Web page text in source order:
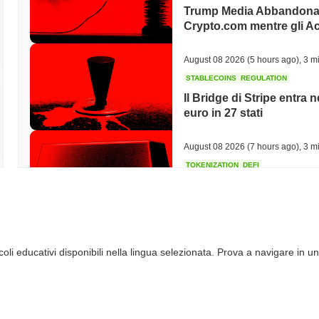
Trump Media
Crypto.com mentre gli
August 08 2026 (5 hours ago) 3
STABLECOINS REGULATION
Il Bridge di Stripe entra
euro in 27 stati
August 08 2026 (7 hours ago) 3
TOKENIZATION DEFI
CRYPTO REGULATIONS US
educativi disponibili nella lingua selezionata. Prova a navigare in